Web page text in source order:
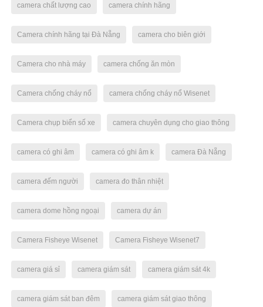
camera chất lượng cao camera chính hãng
Camera chính hãng tại Đà Nẵng camera cho biên giới
Camera cho nhà máy camera chống ăn mòn
Camera chống cháy nổ camera chống cháy nổ Wisenet
Camera chụp biển số xe camera chuyên dụng cho giao thông
camera có ghi âm camera có ghi âm k camera Đà Nẵng
camera đếm người camera đo thân nhiệt
camera dome hồng ngoại camera dự án
Camera Fisheye Wisenet Camera Fisheye Wisenet7
camera giá sỉ camera giám sát camera giám sát 4k
camera giám sát ban đêm camera giám sát giao thông